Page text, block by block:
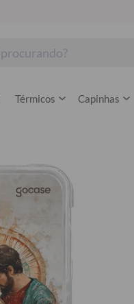
Térmicos Capinhas